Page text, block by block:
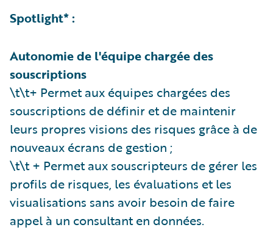
Spotlight* :
Autonomie de l'équipe chargée des
souscriptions
\t\t+ Permet aux équipes chargées des
souscriptions de définir et de maintenir
leurs propres visions des risques grâce à de
nouveaux écrans de gestion ;
\t\t + Permet aux souscripteurs de gérer les
profils de risques, les évaluations et les
visualisations sans avoir besoin de faire
appel à un consultant en données.